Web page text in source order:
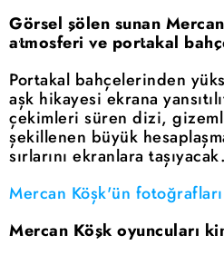
Görsel şölen sunan
atmosferi ve portakal
Portakal bahçelerinden
aşk hikayesi ekrana
çekimleri süren dizi,
şekillenen büyük
sırlarını ekranlara taşıyacak.
Mercan Köşk'ün fotoğrafları
Mercan Köşk oyuncuları